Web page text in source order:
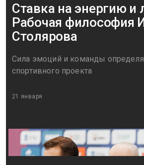
Ставка на энергию и
Рабочая философия
Столярова
Сила эмоций и команды
спортивного проекта
21 января